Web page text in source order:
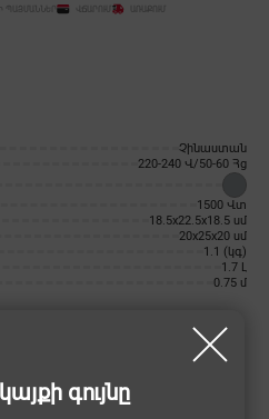
գույնը
ՎՃԱՐՈՒՄ
Չինաստան
220-240 Վ/50-60 Հց
1500 Վտ
18.5x22.5x18.5 սմ
20x25x20 սմ
1.1 (կգ)
1.7 Լ
0.75 մ